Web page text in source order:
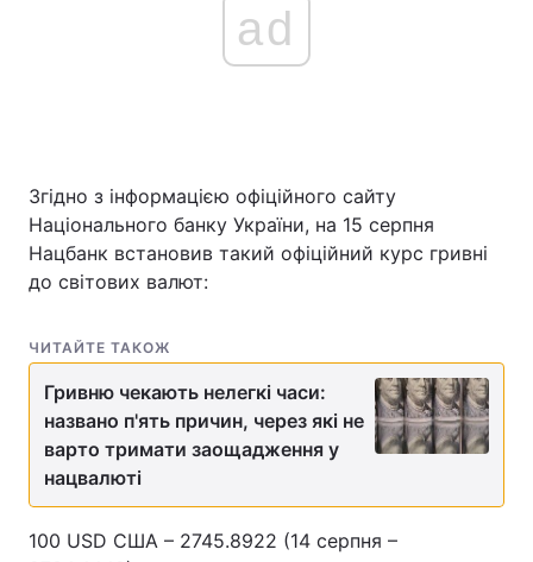
ad
Згідно з інформацією офіційного сайту
Національного банку України, на 15 серпня
Нацбанк встановив такий офіційний курс гривні
до світових валют:
ЧИТАЙТЕ ТАКОЖ
Гривню чекають нелегкі часи:
названо п'ять причин, через які не
варто тримати заощадження у
нацвалюті
100 USD США – 2745.8922 (14 серпня –